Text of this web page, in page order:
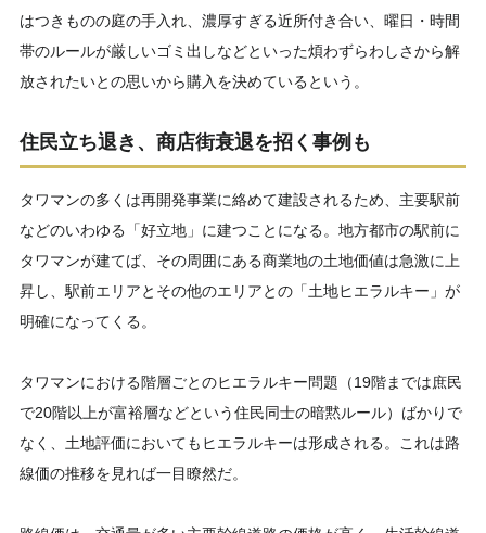
はつきものの庭の手入れ、濃厚すぎる近所付き合い、曜日・時間
帯のルールが厳しいゴミ出しなどといった煩わずらわしさから解
放されたいとの思いから購入を決めているという。
住民立ち退き、商店街衰退を招く事例も
タワマンの多くは再開発事業に絡めて建設されるため、主要駅前
などのいわゆる「好立地」に建つことになる。地方都市の駅前に
タワマンが建てば、その周囲にある商業地の土地価値は急激に上
昇し、駅前エリアとその他のエリアとの「土地ヒエラルキー」が
明確になってくる。
タワマンにおける階層ごとのヒエラルキー問題（19階までは庶民
で20階以上が富裕層などという住民同士の暗黙ルール）ばかりで
なく、土地評価においてもヒエラルキーは形成される。これは路
線価の推移を見れば一目瞭然だ。